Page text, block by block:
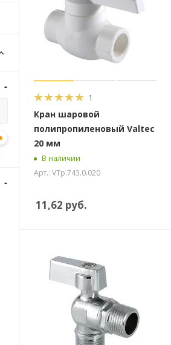
1
Кран шаровой
полипропиленовый Valtec
20 мм
В наличии
Арт.: VTp.743.0.020
11,62 руб.